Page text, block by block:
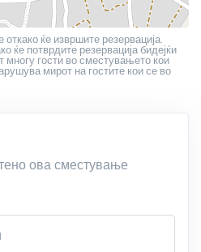
откако ќе извршите резервација.
ќе потврдите резервација бидејќи
многу гости во сместувањето кои
мирот на гостите кои се во
ова сместување